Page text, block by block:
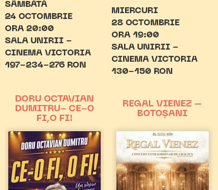
SÂMBĂTĂ
24 OCTOMBRIE
ORA 20:00
SALA UNIRII -
CINEMA VICTORIA
197-234-276 RON
MIERCURI
28 OCTOMBRIE
ORA 19:00
SALA UNIRII -
CINEMA VICTORIA
130-150 RON
DORU OCTAVIAN
DUMITRU- CE-O
FI,O FI!
REGAL VIENEZ –
BOTOȘANI